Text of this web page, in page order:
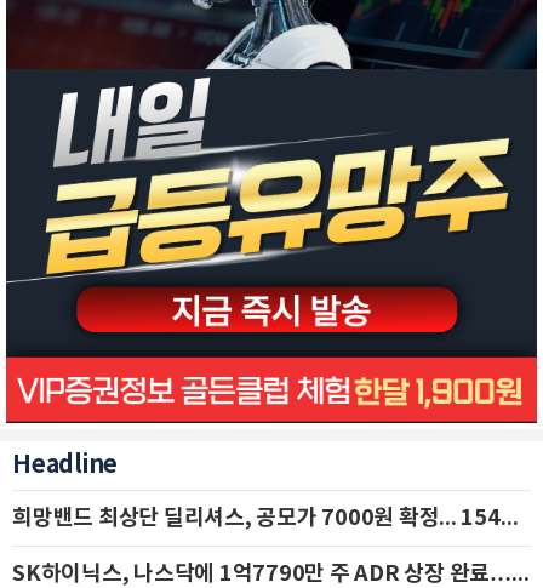
Headline
희망밴드 최상단 딜리셔스, 공모가 7000원 확정... 154억 규모 IPO 돌입
SK하이닉스, 나스닥에 1억7790만 주 ADR 상장 완료…29일 국내 추가 상장